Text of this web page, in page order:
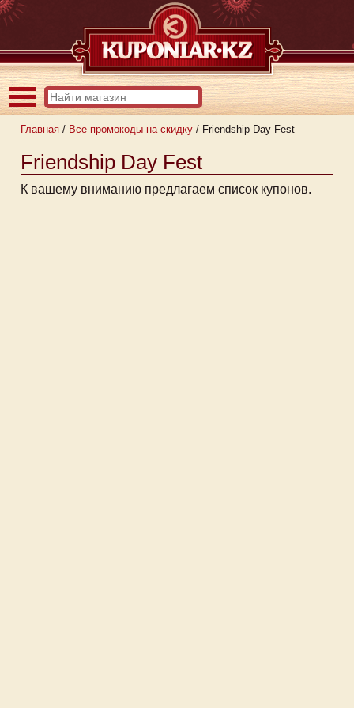
Главная / Все промокоды на скидку / Friendship Day Fest
Friendship Day Fest
К вашему вниманию предлагаем список купонов.